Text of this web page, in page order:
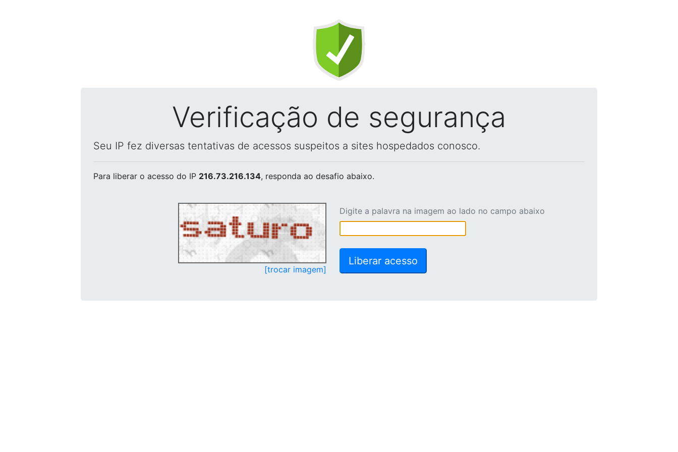
Verificação de segurança
Seu IP fez diversas tentativas de acessos suspeitos a sites hospedados conosco.
Para liberar o acesso do IP 216.73.216.134, responda ao desafio abaixo.
[trocar imagem]
Digite a palavra na imagem ao lado no campo abaixo